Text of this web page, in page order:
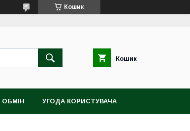
Кошик
Кошик
УГОДА КОРИСТУВАЧА